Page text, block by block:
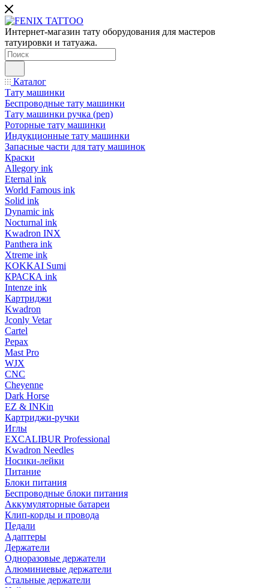
Интернет-магазин тату оборудования для мастеров
татуировки и татуажа.
Каталог
Тату машинки
Беспроводные тату машинки
Тату машинки ручка (pen)
Роторные тату машинки
Индукционные тату машинки
Запасные части для тату машинок
Краски
Allegory ink
Eternal ink
World Famous ink
Solid ink
Dynamic ink
Nocturnal ink
Kwadron INX
Panthera ink
Xtreme ink
KOKKAI Sumi
КРАСКА ink
Intenze ink
Картриджи
Kwadron
Jconly Vetar
Cartel
Pepax
Mast Pro
WJX
CNC
Cheyenne
Dark Horse
EZ & INKin
Картриджи-ручки
Иглы
EXCALIBUR Professional
Kwadron Needles
Носики-лейки
Питание
Блоки питания
Беспроводные блоки питания
Аккумуляторные батареи
Клип-корды и провода
Педали
Адаптеры
Держатели
Одноразовые держатели
Алюминиевые держатели
Стальные держатели